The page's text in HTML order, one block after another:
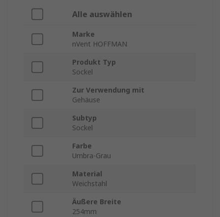
Alle auswählen
Marke
nVent HOFFMAN
Produkt Typ
Sockel
Zur Verwendung mit
Gehäuse
Subtyp
Sockel
Farbe
Umbra-Grau
Material
Weichstahl
Äußere Breite
254mm